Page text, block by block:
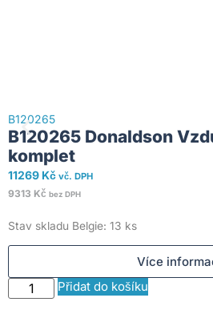
B120265
B120265 Donaldson
komplet
11269 Kč vč. DPH
9313 Kč bez DPH
Stav skladu Belgie: 13 ks
Více
Přidat do košíku